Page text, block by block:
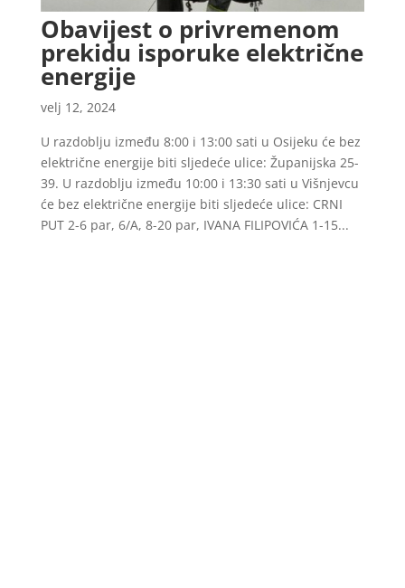
Obavijest o privremenom
prekidu isporuke električne
energije
velj 12, 2024
U razdoblju između 8:00 i 13:00 sati u Osijeku će bez
električne energije biti sljedeće ulice: Županijska 25-
39. U razdoblju između 10:00 i 13:30 sati u Višnjevcu
će bez električne energije biti sljedeće ulice: CRNI
PUT 2-6 par, 6/A, 8-20 par, IVANA FILIPOVIĆA 1-15...